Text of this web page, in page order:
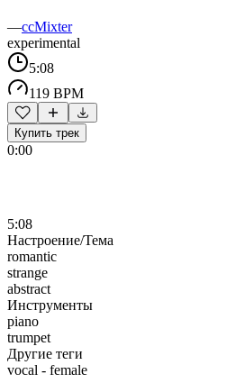
—ccMixter
experimental
5:08
119 BPM
Купить трек
0:00
5:08
Настроение/Тема
romantic
strange
abstract
Инструменты
piano
trumpet
Другие теги
vocal - female